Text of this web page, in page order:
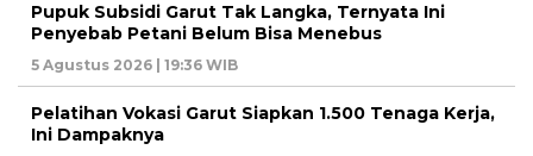
Pupuk Subsidi Garut Tak Langka, Ternyata Ini
Penyebab Petani Belum Bisa Menebus
5 Agustus 2026 | 19:36 WIB
Pelatihan Vokasi Garut Siapkan 1.500 Tenaga Kerja,
Ini Dampaknya